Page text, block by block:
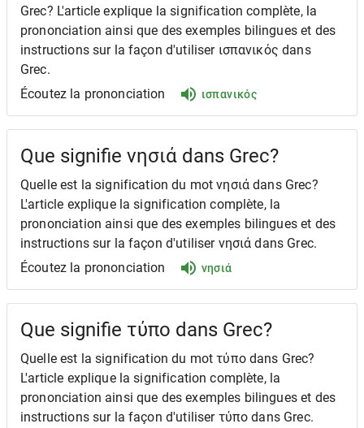
Grec? L'article explique la signification complète, la
prononciation ainsi que des exemples bilingues et des
instructions sur la façon d'utiliser ισπανικός dans
Grec.
Écoutez la prononciation
ισπανικός
Que signifie νησιά dans Grec?
Quelle est la signification du mot νησιά dans Grec?
L'article explique la signification complète, la
prononciation ainsi que des exemples bilingues et des
instructions sur la façon d'utiliser νησιά dans Grec.
Écoutez la prononciation
νησιά
Que signifie τύπο dans Grec?
Quelle est la signification du mot τύπο dans Grec?
L'article explique la signification complète, la
prononciation ainsi que des exemples bilingues et des
instructions sur la façon d'utiliser τύπο dans Grec.